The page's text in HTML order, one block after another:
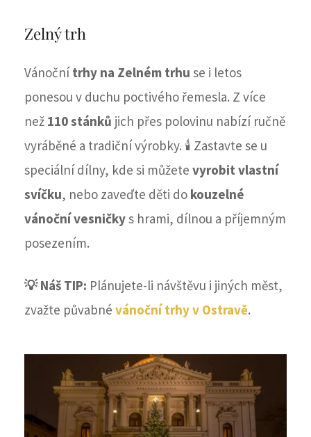
Zelný trh
Vánočnítrhy na Zelném trhu se i letos
ponesou v duchu poctivého řemesla. Z více
než 110 stánků jich přes polovinu nabízí ručně
vyráběné a tradiční výrobky. 🕯️ Zastavte se u
speciální dílny, kde si můžete vyrobit vlastní
svíčku, nebo zaveďte děti do kouzelné
vánoční vesničkys hrami, dílnou a příjemným
posezením.
💡 Náš TIP: Plánujete-li návštěvu i jiných měst,
zvažte půvabné vánoční trhy v Ostravě.